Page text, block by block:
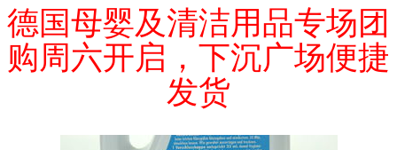
德国母婴及清洁用品专场团
购周六开启，下沉广场便捷
发货